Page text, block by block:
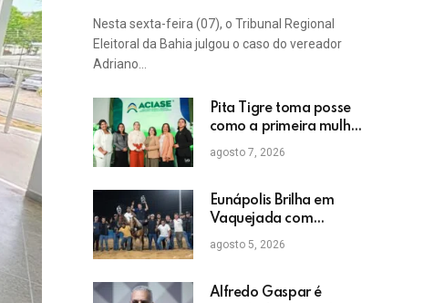
Nesta sexta-feira (07), o Tribunal Regional
Eleitoral da Bahia julgou o caso do vereador
Adriano…
Pita Tigre toma posse
como a primeira mulher
a presidir a ACIASE e
anuncia a retomada do
Empresarial
agosto 7, 2026
Eunápolis Brilha em
Vaquejada com
Bicampeonato de
Arnaldo Guerrieri
agosto 5, 2026
Alfredo Gaspar é